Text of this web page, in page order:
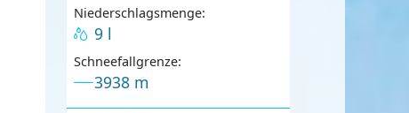
Niederschlagsmenge:
9 l
Schneefallgrenze:
3938 m